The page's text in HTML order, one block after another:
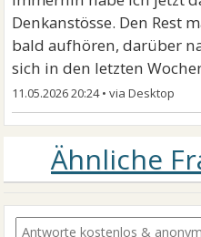
Denkanstösse. Den Rest
bald aufhören, darüber
sich in den letzten
11.05.2026 20:24•